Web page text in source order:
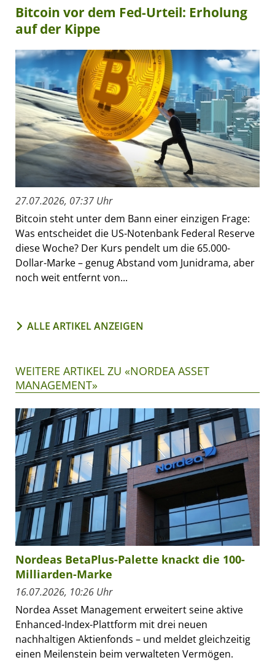
Bitcoin vor dem Fed-Urteil: Erholung
auf der Kippe
27.07.2026, 07:37 Uhr
Bitcoin steht unter dem Bann einer einzigen Frage:
Was entscheidet die US-Notenbank Federal Reserve
diese Woche? Der Kurs pendelt um die 65.000-
Dollar-Marke – genug Abstand vom Junidrama, aber
noch weit entfernt von...
ALLE ARTIKEL ANZEIGEN
WEITERE ARTIKEL ZU «NORDEA ASSET
MANAGEMENT»
Nordeas BetaPlus-Palette knackt die 100-
Milliarden-Marke
16.07.2026, 10:26 Uhr
Nordea Asset Management erweitert seine aktive
Enhanced-Index-Plattform mit drei neuen
nachhaltigen Aktienfonds – und meldet gleichzeitig
einen Meilenstein beim verwalteten Vermögen.